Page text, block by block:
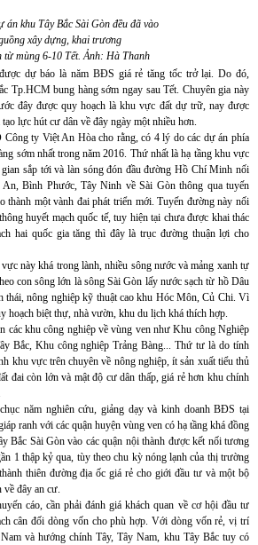
án khu Tây Bắc Sài Gòn đều đã vào
xây dựng, khai trương
từ mùng 6-10 Tết. Ảnh: Hà Thanh
dự báo là năm BĐS giá rẻ tăng tốc trở lại. Do đó,
Tp.HCM bung hàng sớm ngay sau Tết. Chuyên gia này
đây được quy hoạch là khu vực đất dự trữ, nay được
lực hút cư dân về đây ngày một nhiều hơn.
ty Việt An Hòa cho rằng, có 4 lý do các dự án phía
sớm nhất trong năm 2016. Thứ nhất là hạ tầng khu vực
sắp tới và làn sóng đón đầu đường Hồ Chí Minh nối
Bình Phước, Tây Ninh về Sài Gòn thông qua tuyến
thành một vành đai phát triển mới. Tuyến đường này nối
huyết mạch quốc tế, tuy hiện tại chưa được khai thác
hai quốc gia tăng thì đây là trục đường thuận lợi cho
này khá trong lành, nhiều sông nước và mảng xanh tự
con sông lớn là sông Sài Gòn lấy nước sạch từ hồ Dâu
thái, nông nghiệp kỹ thuật cao khu Hóc Môn, Củ Chi. Vì
hoạch biệt thự, nhà vườn, khu du lịch khá thích hợp.
các khu công nghiệp về vùng ven như Khu công Nghiệp
Bắc, Khu công nghiệp Trảng Bàng... Thứ tư là do tính
khu vực trên chuyên về nông nghiệp, ít sản xuất tiểu thủ
đai còn lớn và mật độ cư dân thấp, giá rẻ hơn khu chính
năm nghiên cứu, giảng dạy và kinh doanh BĐS tại
ranh với các quận huyện vùng ven có hạ tầng khá đồng
Bắc Sài Gòn vào các quận nội thành được kết nối tương
1 thập kỷ qua, tùy theo chu kỳ nóng lạnh của thị trường
thiên đường địa ốc giá rẻ cho giới đầu tư và một bộ
đây an cư.
cáo, cần phải đánh giá khách quan về cơ hội đầu tư
cân đối dòng vốn cho phù hợp. Với dòng vốn rẻ, vị trí
và hướng chính Tây, Tây Nam, khu Tây Bắc tuy có